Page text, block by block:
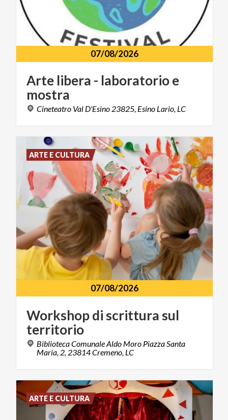
07/08/2026
Arte libera - laboratorioe
mostra
Cineteatro Val D'Esino 23825, Esino Lario, LC
07/08/2026
Workshopdi scrittura sul
territorio
Biblioteca Comunale Aldo Moro Piazza Santa
Maria, 2, 23814 Cremeno, LC
ARTE E CULTURA
ARTE E CULTURA